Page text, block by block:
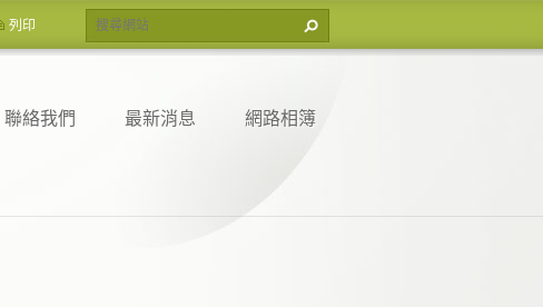
聯絡我們 最新消息 網路相簿
列印